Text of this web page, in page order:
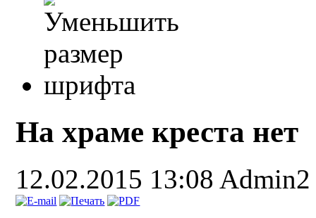
На храме креста нет
12.02.2015 13:08 Admin2